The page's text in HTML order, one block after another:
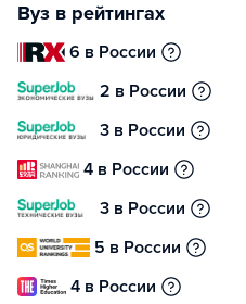
Вуз в рейтингах
6 в России
2 в России
3 в России
4 в России
3 в России
5 в России
4 в России